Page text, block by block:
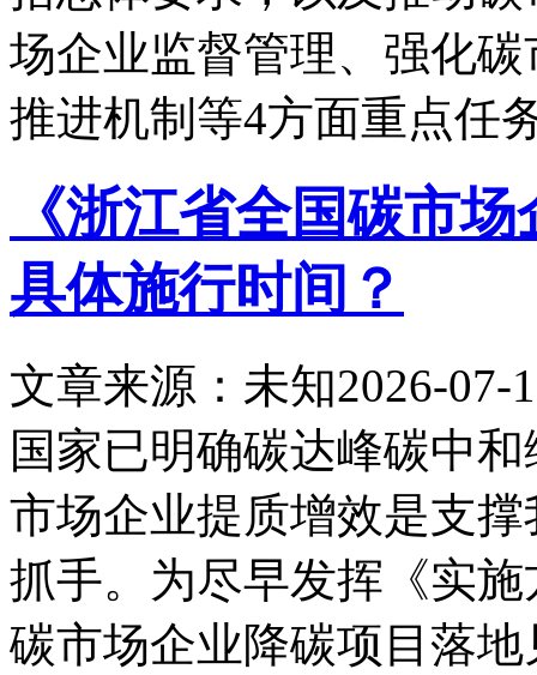
场企业监督管理、强化
推进机制等4方面重点任
《浙江省全国碳市
具体施行时间？
文章来源：未知2026-07-
国家已明确碳达峰碳中
市场企业提质增效是支
抓手。为尽早发挥《实
碳市场企业降碳项目落地